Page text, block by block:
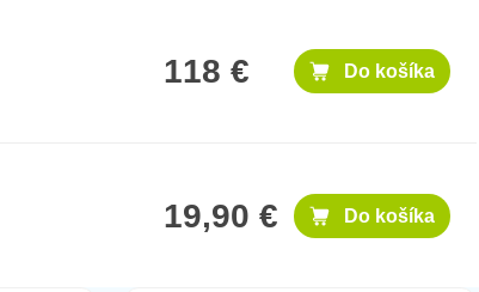
118 € Do košíka
19,90 € Do košíka